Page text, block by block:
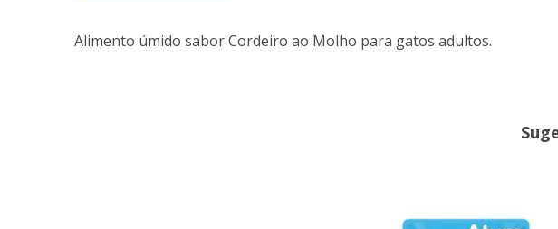
Alimento úmido sabor Cordeiro ao Molho para gatos adultos.